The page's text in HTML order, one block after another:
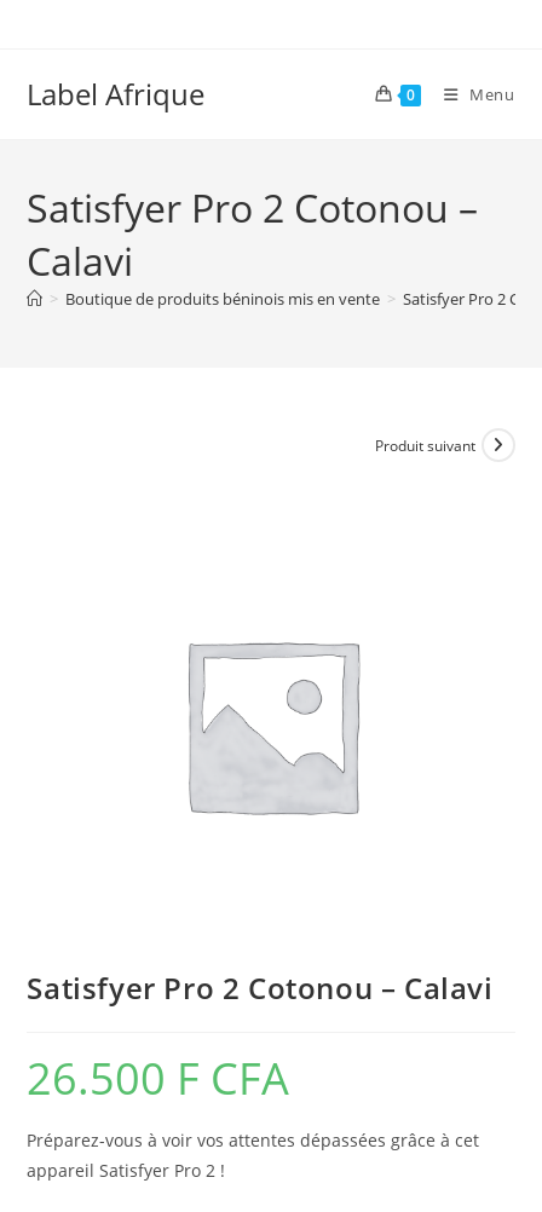
Label Afrique 0 Menu
Satisfyer Pro 2 Cotonou –
Calavi
> Boutique de produits béninois mis en vente > Satisfyer Pro 2
Produit suivant
Satisfyer Pro 2 Cotonou – Calavi
26.500 F CFA
Préparez-vous à voir vos attentes dépassées grâce à cet
appareil Satisfyer Pro 2 !